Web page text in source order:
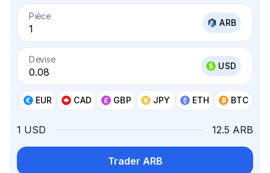
Pièce
ARB
Devise
USD
EUR CAD GBP JPY ETH BTC
1 USD 12.5 ARB
Trader ARB